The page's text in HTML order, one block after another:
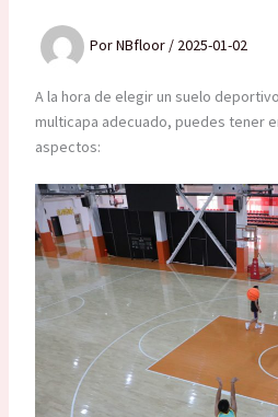
PorNBfloor / 2025-01-02
A la hora de elegir un suelo
multicapa adecuado, puedes tener
aspectos: